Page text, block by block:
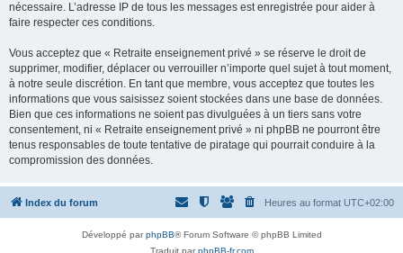
nécessaire. L’adresse IP de tous les messages est enregistrée pour aider à
faire respecter ces conditions.
Vous acceptez que « Retraite enseignement privé » se réserve le droit de
supprimer, modifier, déplacer ou verrouiller n’importe quel sujet à tout moment,
à notre seule discrétion. En tant que membre, vous acceptez que toutes les
informations que vous saisissez soient stockées dans une base de données.
Bien que ces informations ne soient pas divulguées à un tiers sans votre
consentement, ni « Retraite enseignement privé » ni phpBB ne pourront être
tenus responsables de toute tentative de piratage qui pourrait conduire à la
compromission des données.
Index du forum Heures au format UTC+02:00
Développé parphpBB® Forum Software © phpBB Limited
Traduit parphpBB-fr.com